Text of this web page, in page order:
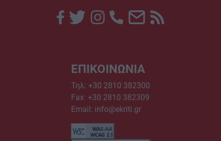
ΕΠΙΚΟΙΝΩΝΙΑ
Τηλ: +30 2810 382300
Fax: +30 2810 382309
Email: info@ekriti.gr